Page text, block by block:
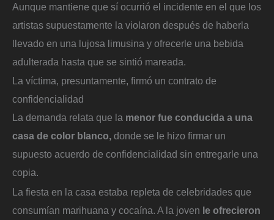
Aunque mantiene que sí ocurrió el incidente en el que los
artistas supuestamente la violaron después de haberla
llevado en una lujosa limusina y ofrecerle una bebida
adulterada hasta que se sintió mareada.
La víctima, presuntamente, firmó un contrato de
confidencialidad
La demanda relata que la menor fue conducida a una
casa de color blanco, donde se le hizo firmar un
supuesto acuerdo de confidencialidad sin entregarle una
copia.
La fiesta en la casa estaba repleta de celebridades que
consumían marihuana y cocaína. A la joven le ofrecieron